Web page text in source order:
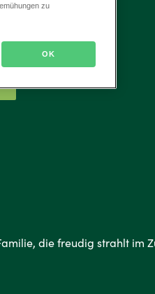
erhältlich
zu
OK